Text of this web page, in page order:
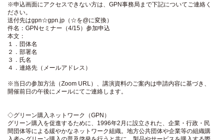
※申込画面にアクセスできない方は、GPN事務局まで下記についてご連絡く
ださい。
送付先はgpn☆gpn.jp（☆を@に変換）
件名：GPNセミナー（4/15）参加申込
本文：
１．団体名
２．部署名
３．氏名
４．連絡先（メールアドレス）
※当日の参加方法（Zoom URL）、講演資料のご案内は申請内容に基づき、
開催前日の午後にメールにてご連絡します。
◇グリーン購入ネットワーク（GPN）
グリーン購入を促進するために、1996年2月に設立された、企業・行政・民
間団体等による緩やかなネットワーク組織。地方公共団体や企業等の組織購